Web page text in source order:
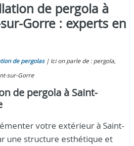
de pergola à
Gorre : experts en
de pergolas
Ici on parle de : pergola,
sur-Gorre
de pergola à Saint-
votre extérieur à Saint-
une structure esthétique et